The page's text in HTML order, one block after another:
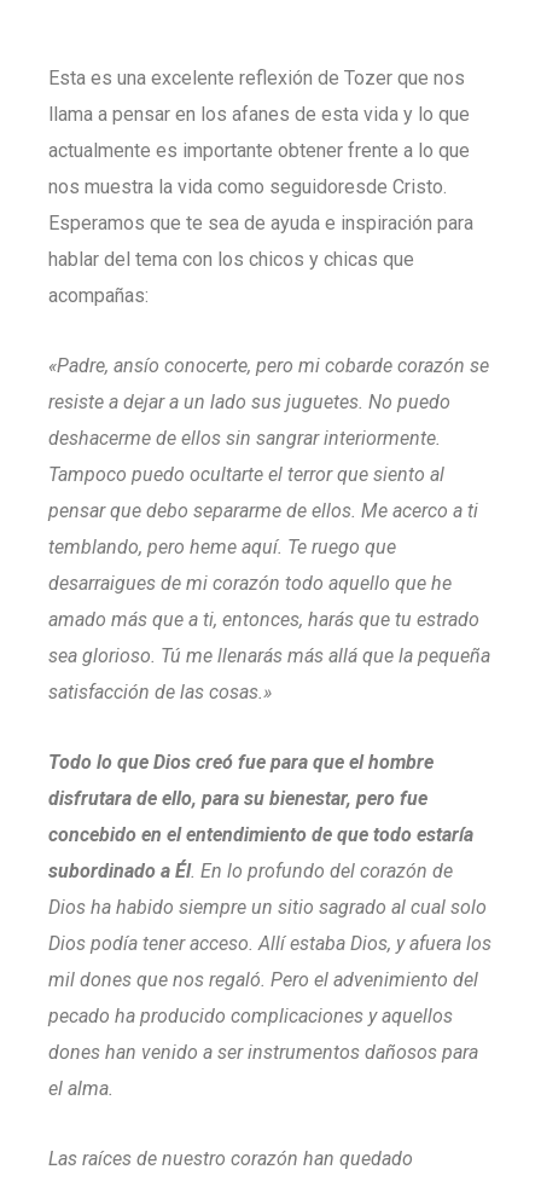
Esta es una excelente reflexión de Tozer que nos
llama a pensar en los afanes de esta vida y lo que
actualmente es importante obtener frente a lo que
nos muestra la vida como seguidoresde Cristo.
Esperamos que te sea de ayuda e inspiración para
hablar del tema con los chicos y chicas que
acompañas:
«Padre, ansío conocerte, pero mi cobarde corazón se
resiste a dejar a un lado sus juguetes. No puedo
deshacerme de ellos sin sangrar interiormente.
Tampoco puedo ocultarte el terror que siento al
pensar que debo separarme de ellos. Me acerco a ti
temblando, pero heme aquí. Te ruego que
desarraigues de mi corazón todo aquello que he
amado más que a ti, entonces, harás que tu estrado
sea glorioso. Tú me llenarás más allá que la pequeña
satisfacción de las cosas.»
Todo lo que Dios creó fue para que el hombre
disfrutara de ello, para su bienestar, pero fue
concebido en el entendimiento de que todo estaría
subordinado a Él. En lo profundo del corazón de
Dios ha habido siempre un sitio sagrado al cual solo
Dios podía tener acceso. Allí estaba Dios, y afuera los
mil dones que nos regaló. Pero el advenimiento del
pecado ha producido complicaciones y aquellos
dones han venido a ser instrumentos dañosos para
el alma.
Las raíces de nuestro corazón han quedado